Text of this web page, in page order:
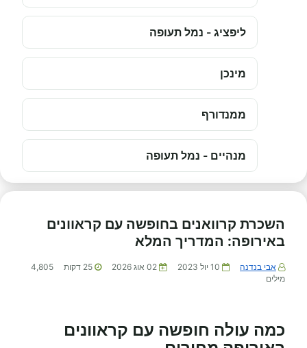
ליפציג - נמל תעופה
מינכן
ממנדורף
מנהיים - נמל תעופה
השכרת קרוואנים בחופשה עם קראוונים
באירופה: המדריך המלא
אבי בנדנה 10 יול 2023 02 אוג 2026 25 דקות
4,805
מילים
כמה עולה חופשה עם קראוונים